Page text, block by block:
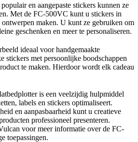
en aangepaste stickers kunnen ze
Met de FC-500VC kunt u stickers in
maken. U kunt ze gebruiken om
geschenken en meer te personaliseren.
ideaal voor handgemaakte
stickers met persoonlijke boodschappen
te maken. Hierdoor wordt elk cadeau
is een veelzijdig hulpmiddel
labels en stickers optimaliseert.
en aanpasbaarheid kunt u creatieve
professioneel presenteren.
voor meer informatie over de FC-
toepassingen.